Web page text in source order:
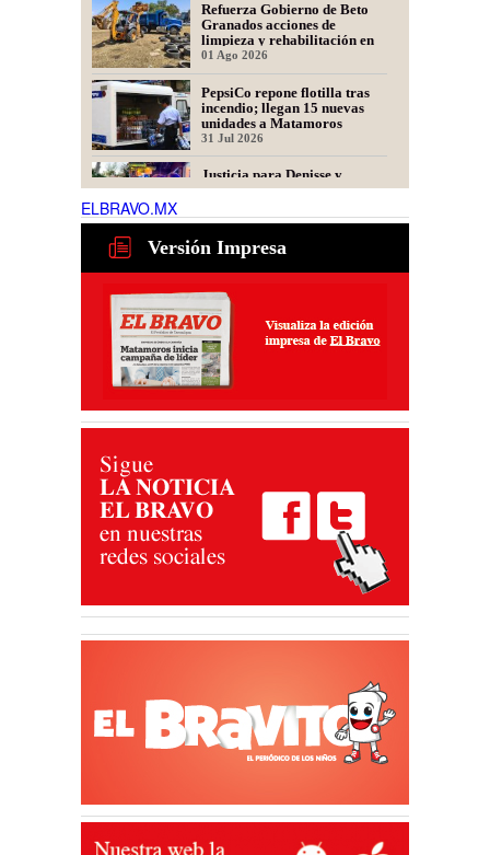
Refuerza Gobierno de Beto
Granados acciones de
limpieza y rehabilitación en
Los Presidentes
01 Ago 2026
PepsiCo repone flotilla tras
incendio; llegan 15 nuevas
unidades a Matamoros
31 Jul 2026
Justicia para Denisse y
Dinorah: Convocan a Marcha
Mellizas Asesinadas
31 Jul 2026
DEA: Ningún cargo político
protegerá a quien colabore
con cárt€l€s
06 Ago 2026
ELBRAVO.MX
Versión Impresa